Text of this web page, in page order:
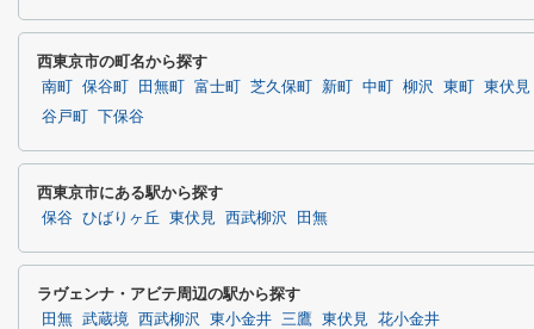
西東京市の町名から探す
南町 保谷町 田無町 富士町 芝久保町 新町 中町 柳沢 東町
東伏見
谷戸町
下保谷
西東京市にある駅から探す
保谷 ひばりヶ丘 東伏見 西武柳沢 田無
ラヴェンナ・アビテ周辺の駅から探す
田無 武蔵境 西武柳沢 東小金井 三鷹 東伏見 花小金井